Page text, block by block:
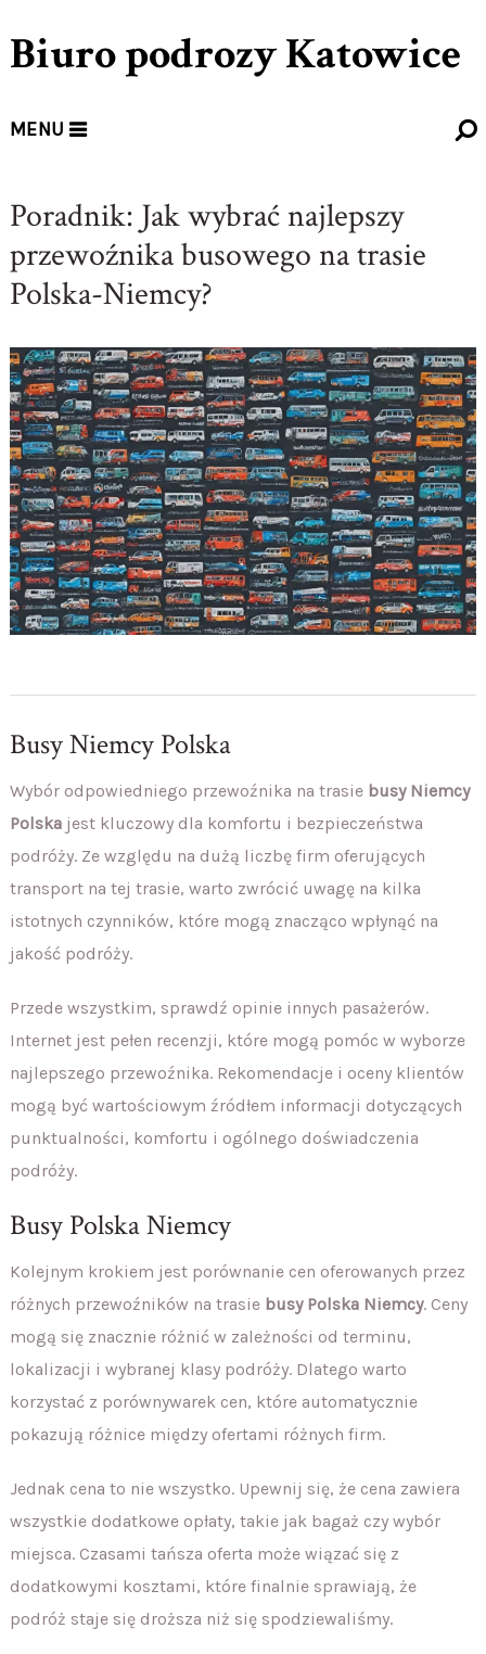
Biuro podrozy Katowice
MENU
Poradnik: Jak wybrać najlepszy
przewoźnika busowego na trasie
Polska-Niemcy?
Busy Niemcy Polska
Wybór odpowiedniego przewoźnika na trasie busy Niemcy
Polskajest kluczowy dla komfortu i bezpieczeństwa
podróży. Ze względu na dużą liczbę firm oferujących
transport na tej trasie, warto zwrócić uwagę na kilka
istotnych czynników, które mogą znacząco wpłynąć na
jakość podróży.
Przede wszystkim, sprawdź opinie innych pasażerów.
Internet jest pełen recenzji, które mogą pomóc w wyborze
najlepszego przewoźnika. Rekomendacje i oceny klientów
mogą być wartościowym źródłem informacji dotyczących
punktualności, komfortu i ogólnego doświadczenia
podróży.
Busy Polska Niemcy
Kolejnym krokiem jest porównanie cen oferowanych przez
różnych przewoźników na trasie busy Polska Niemcy. Ceny
mogą się znacznie różnić w zależności od terminu,
lokalizacji i wybranej klasy podróży. Dlatego warto
korzystać z porównywarek cen, które automatycznie
pokazują różnice między ofertami różnych firm.
Jednak cena to nie wszystko. Upewnij się, że cena zawiera
wszystkie dodatkowe opłaty, takie jak bagaż czy wybór
miejsca. Czasami tańsza oferta może wiązać się z
dodatkowymi kosztami, które finalnie sprawiają, że
podróż staje się droższa niż się spodziewaliśmy.